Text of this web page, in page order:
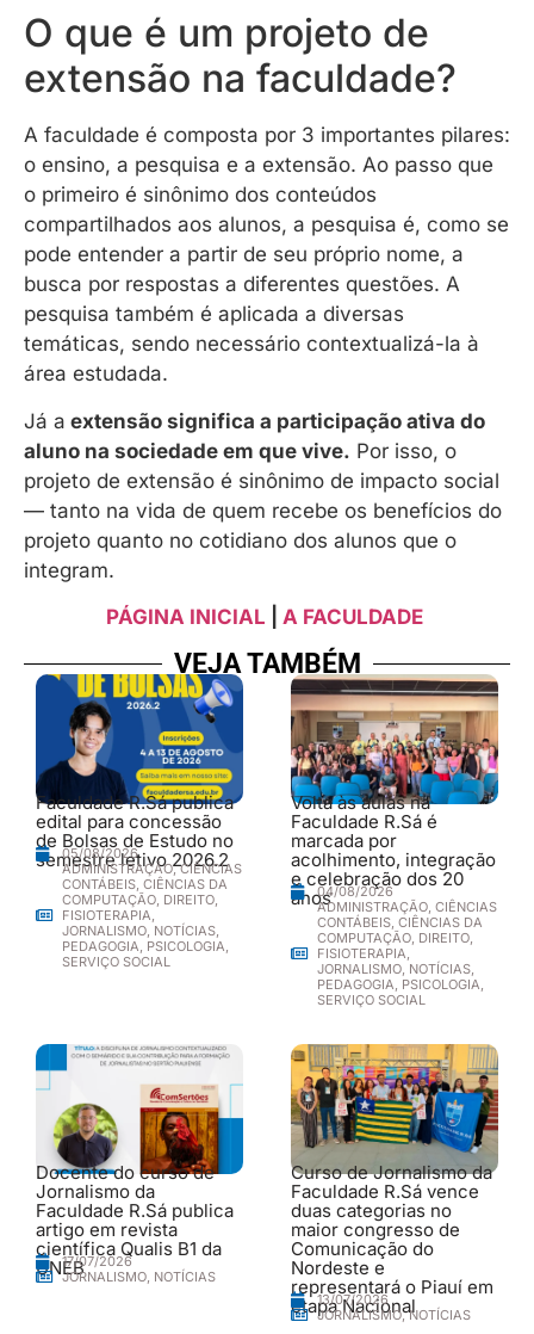
O que é um projeto de
extensão na faculdade?
A faculdade é composta por 3 importantes pilares:
o ensino, a pesquisa e a extensão. Ao passo que
o primeiro é sinônimo dos conteúdos
compartilhados aos alunos, a pesquisa é, como se
pode entender a partir de seu próprio nome, a
busca por respostas a diferentes questões. A
pesquisa também é aplicada a diversas
temáticas, sendo necessário contextualizá-la à
área estudada.
Já a extensão significa a participação ativa do
aluno na sociedade em que vive. Por isso, o
projeto de extensão é sinônimo de impacto social
— tanto na vida de quem recebe os benefícios do
projeto quanto no cotidiano dos alunos que o
integram.
PÁGINA INICIAL
A FACULDADE
VEJA TAMBÉM
Faculdade R.Sá publica
edital para concessão
de Bolsas de Estudo no
semestre letivo 2026.2
05/08/2026
ADMINISTRAÇÃO,CIÊNCIAS
CONTÁBEIS, CIÊNCIAS DA
COMPUTAÇÃO, DIREITO,
FISIOTERAPIA,
JORNALISMO, NOTÍCIAS,
PEDAGOGIA, PSICOLOGIA,
SERVIÇO SOCIAL
Volta às aulas na
Faculdade R.Sá é
marcada por
acolhimento, integração
e celebração dos 20
anos04/08/2026
ADMINISTRAÇÃO, CIÊNCIAS
CONTÁBEIS, CIÊNCIAS DA
COMPUTAÇÃO, DIREITO,
FISIOTERAPIA,
JORNALISMO, NOTÍCIAS,
PEDAGOGIA, PSICOLOGIA,
SERVIÇO SOCIAL
Docente do curso de
Jornalismo da
Faculdade R.Sá publica
artigo em revista
científica Qualis B1 da
UNEB17/07/2026
JORNALISMO, NOTÍCIAS
Curso de Jornalismo da
Faculdade R.Sá vence
duas categorias no
maior congresso de
Comunicação do
Nordeste e
representará o Piauí em
etapa Nacional
13/07/2026
JORNALISMO,NOTÍCIAS